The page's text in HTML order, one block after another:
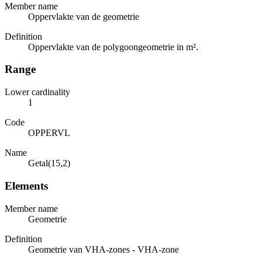
Member name
Oppervlakte van de geometrie
Definition
Oppervlakte van de polygoongeometrie in m².
Range
Lower cardinality
1
Code
OPPERVL
Name
Getal(15,2)
Elements
Member name
Geometrie
Definition
Geometrie van VHA-zones - VHA-zone